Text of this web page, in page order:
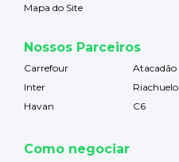
Mapa do Site
Nossos Parceiros
Carrefour
Atacadão
Inter
Riachuelo
Havan
C6
Como negociar